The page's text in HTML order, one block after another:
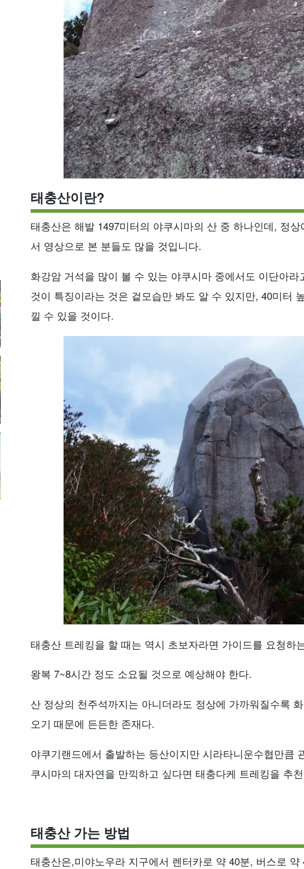
태충산이란?
태충산은 해발 1497미터의 야쿠시마의 산 중 하나인데, 정
서 영상으로 본 분들도 많을 것입니다.
화강암 거석을 많이 볼 수 있는 야쿠시마 중에서도 이단아
것이 특징이라는 것은 겉모습만 봐도 알 수 있지만, 40미터
낄 수 있을 것이다.
태충산 트레킹을 할 때는 역시 초보자라면 가이드를 요청하
왕복 7~8시간 정도 소요될 것으로 예상해야 한다.
산 정상의 천주석까지는 아니더라도 정상에 가까워질수록
오기 때문에 든든한 존재다.
야쿠기랜드에서 출발하는 등산이지만 시라타니운수협만큼
쿠시마의 대자연을 만끽하고 싶다면 태충다케 트레킹을 추
태충산 가는 방법
태충산은,미야노우라 지구에서 렌터카로 약 40분, 버스로